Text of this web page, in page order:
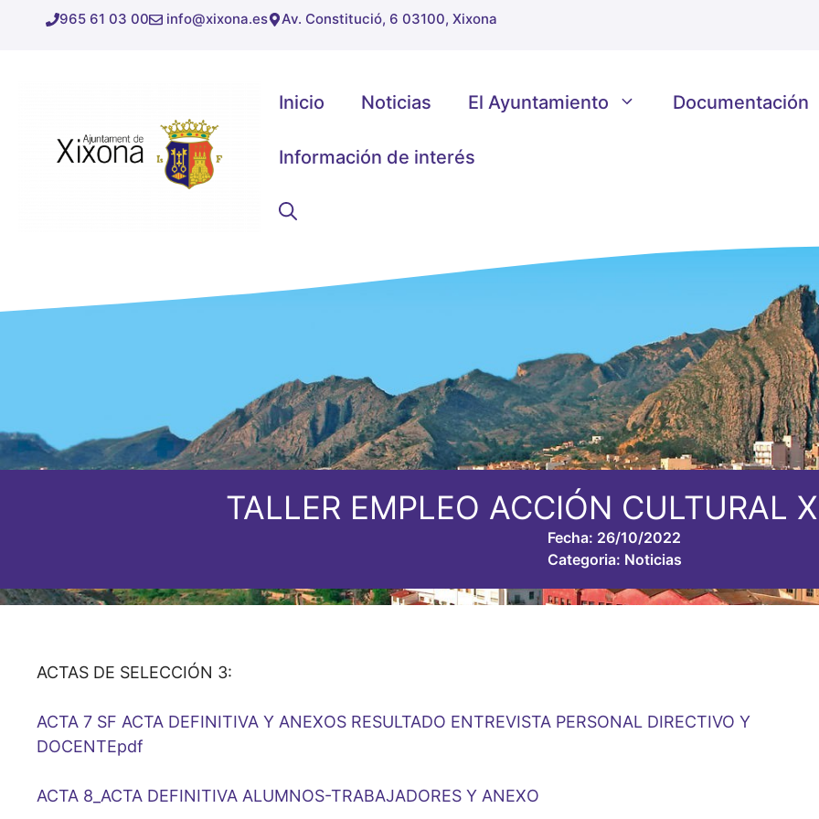
965 61 03 00 info@xixona.es Av. Constitució, 6 03100, Xixona
Inicio Noticias El Ayuntamiento Documentación
Información de interés
TALLER EMPLEO ACCIÓN CULTURAL
Fecha: 26/10/2022
Categoria: Noticias
ACTAS DE SELECCIÓN 3:
ACTA 7 SF ACTA DEFINITIVA Y ANEXOS RESULTADO ENTREVISTA PERSONAL DIRECTIVO Y
DOCENTEpdf
ACTA 8_ACTA DEFINITIVA ALUMNOS-TRABAJADORES Y ANEXO